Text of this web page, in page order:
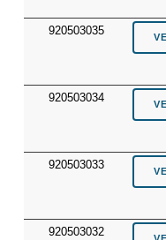
920503035
920503034
920503033
920503032